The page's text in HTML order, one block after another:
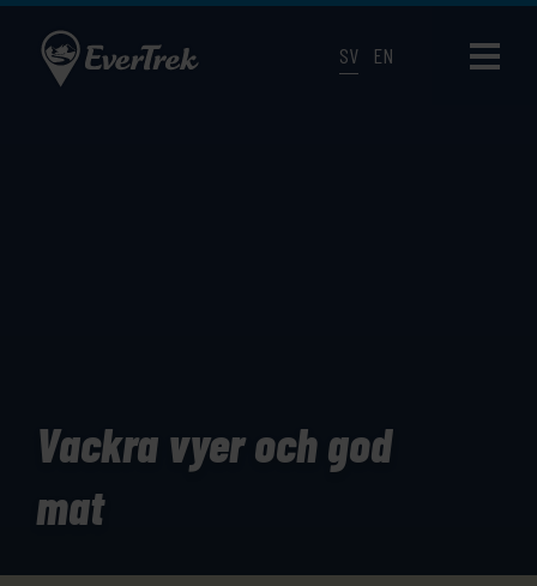
SV EN
Vackra vyer och god
mat